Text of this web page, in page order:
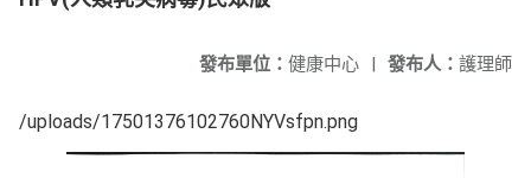
發布人： 護理師
發布單位： 健康中心 |
/uploads/17501376102760NYVsfpn.png